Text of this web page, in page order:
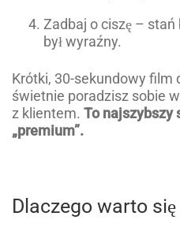
Zadbaj o ciszę –
był wyraźny.
Krótki, 30-sekundowy film
świetnie poradzisz sobie
z klientem. To najszybszy
„premium”.
Dlaczego warto